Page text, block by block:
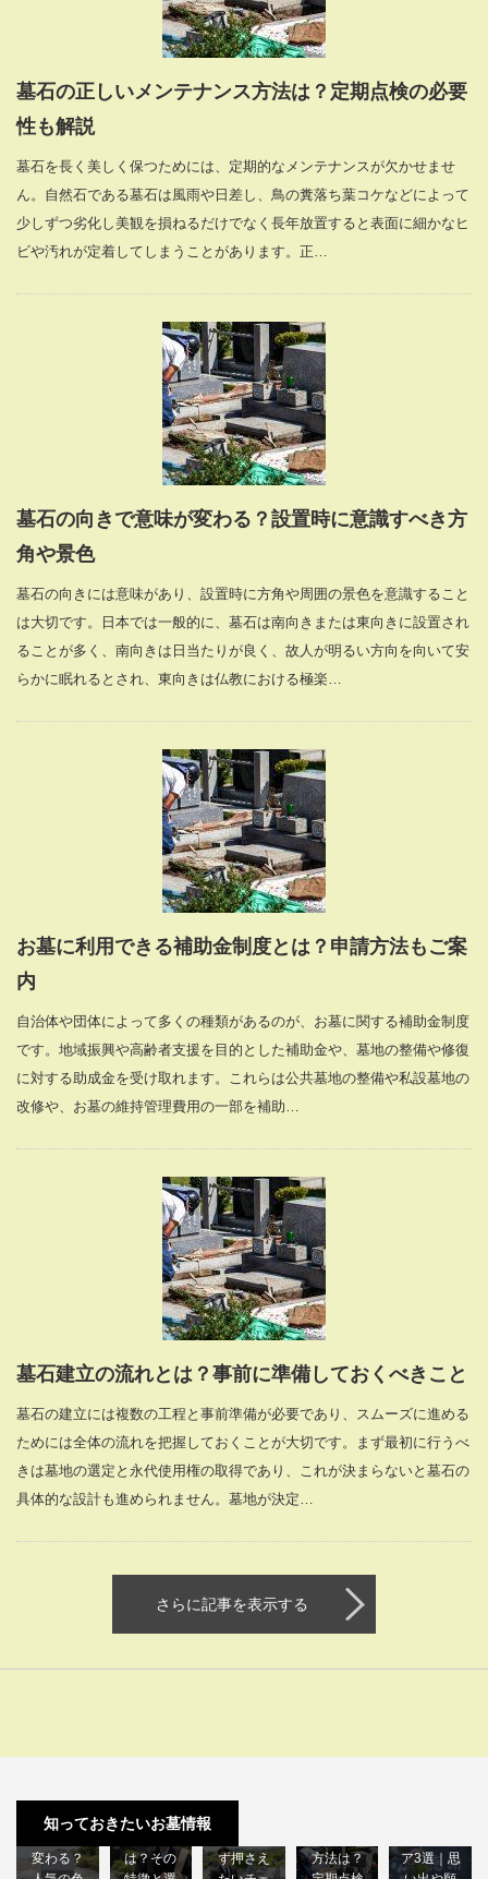
墓石の正しいメンテナンス方法は？定期点検の必要
性も解説
墓石を長く美しく保つためには、定期的なメンテナンスが欠かせませ
ん。自然石である墓石は風雨や日差し、鳥の糞落ち葉コケなどによって
少しずつ劣化し美観を損ねるだけでなく長年放置すると表面に細かなヒ
ビや汚れが定着してしまうことがあります。正…
墓石の向きで意味が変わる？設置時に意識すべき方
角や景色
墓石の向きには意味があり、設置時に方角や周囲の景色を意識すること
は大切です。日本では一般的に、墓石は南向きまたは東向きに設置され
ることが多く、南向きは日当たりが良く、故人が明るい方向を向いて安
らかに眠れるとされ、東向きは仏教における極楽…
お墓に利用できる補助金制度とは？申請方法もご案
内
自治体や団体によって多くの種類があるのが、お墓に関する補助金制度
です。地域振興や高齢者支援を目的とした補助金や、墓地の整備や修復
に対する助成金を受け取れます。これらは公共墓地の整備や私設墓地の
改修や、お墓の維持管理費用の一部を補助…
墓石建立の流れとは？事前に準備しておくべきこと
墓石の建立には複数の工程と事前準備が必要であり、スムーズに進める
ためには全体の流れを把握しておくことが大切です。まず最初に行うべ
きは墓地の選定と永代使用権の取得であり、これが決まらないと墓石の
具体的な設計も進められません。墓地が決定…
さらに記事を表示する
知っておきたいお墓情報
墓石の色
変わる？
は？その
ず押さえ
方法は？
ア3選｜思